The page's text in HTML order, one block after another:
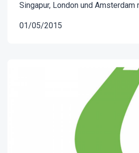
Singapur, London und Amsterdam
01/05/2015